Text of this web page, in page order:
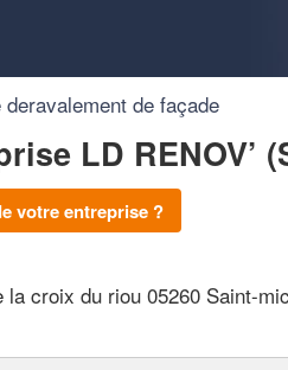
de façade
LD RENOV’
votre entreprise ?
la croix du riou 05260 Saint-